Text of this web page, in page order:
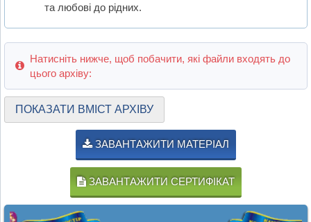
та любові до рідних.
Натисніть нижче, щоб побачити, які файли входять до
цього архіву:
ПОКАЗАТИ ВМІСТ АРХІВУ
ЗАВАНТАЖИТИ МАТЕРІАЛ
ЗАВАНТАЖИТИ СЕРТИФІКАТ